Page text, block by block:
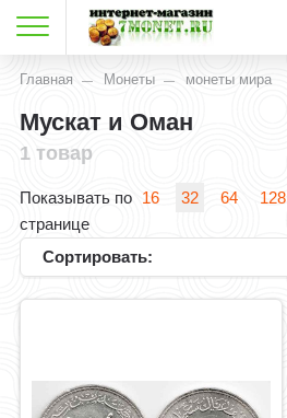
Главная Монеты монеты мира
Мускат и Оман
1 товар
Показывать по 16 32 64 128
странице
Сортировать: